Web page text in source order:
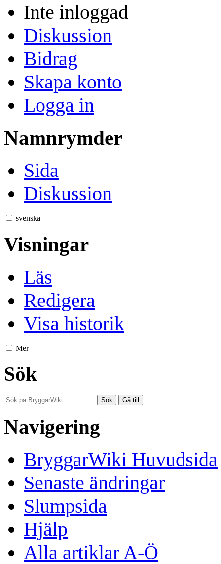
Inte inloggad
Diskussion
Bidrag
Skapa konto
Logga in
Namnrymder
Sida
Diskussion
svenska
Visningar
Läs
Redigera
Visa historik
Mer
Sök
Navigering
BryggarWiki Huvudsida
Senaste ändringar
Slumpsida
Hjälp
Alla artiklar A-Ö